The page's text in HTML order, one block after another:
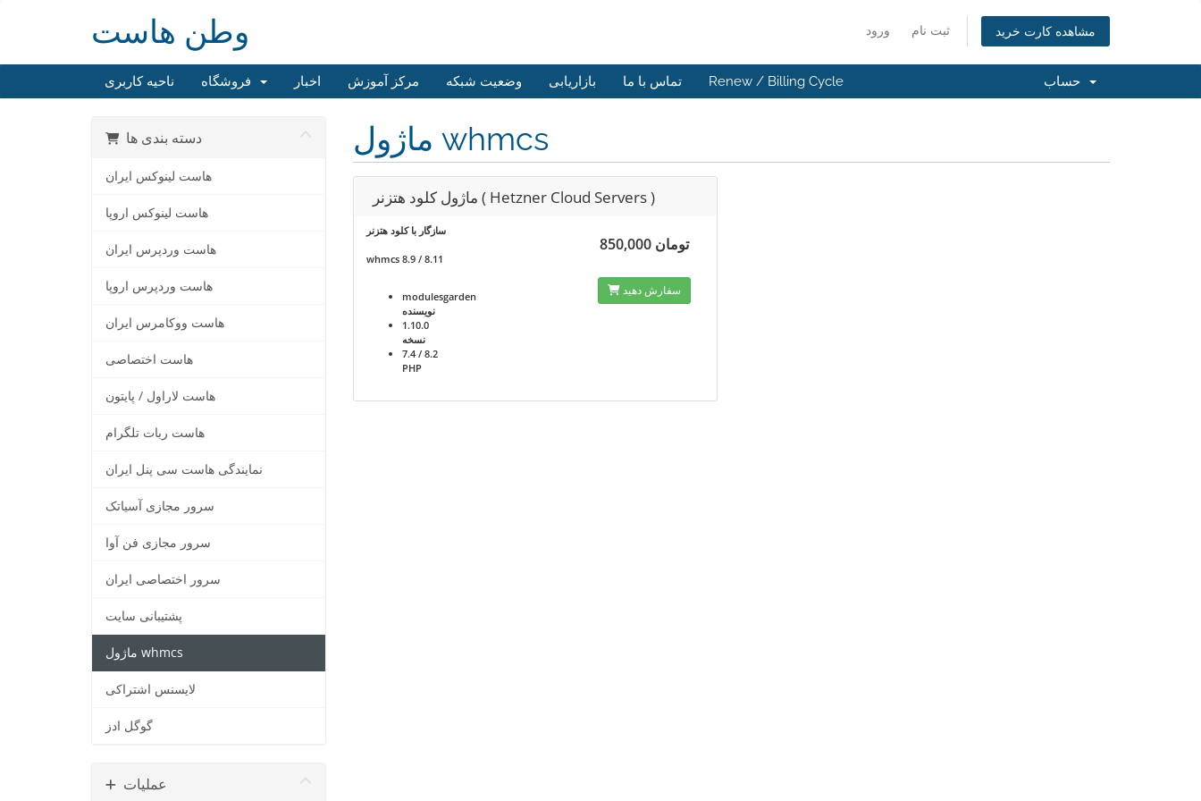
ورود ثبت نام مشاهده کارت خرید وطن هاست
ناحیه کاربری اخبار مرکز آموزش وضعیت شبکه بازاریابی تماس با ما Renew / Billing Cycle
دسته بندی ها
هاست لینوکس ایران
هاست لینوکس اروپا
هاست وردپرس ایران
هاست وردپرس اروپا
هاست ووکامرس ایران
هاست اختصاصی
هاست لاراول / پایتون
هاست ربات تلگرام
نمایندگی هاست سی پنل ایران
سرور مجازی آسیاتک
سرور مجازی فن آوا
سرور اختصاصی ایران
پشتیبانی سایت
ماژول whmcs
لایسنس اشتراکی
گوگل ادز
عملیات
ماژول whmcs
ماژول کلود هتزنر ( Hetzner Cloud Servers )
سازگار با کلود هتزنر
whmcs 8.9 / 8.11
modulesgarden
نویسنده
1.10.0
نسخه
7.4 / 8.2
PHP
850,000 تومان
سفارش دهید